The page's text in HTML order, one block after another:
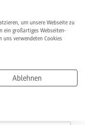
steht Ihnen für alle
– finden Siehier.
um unsere Webseite zu
ein großartiges Webseiten-
verwendeten Cookies
Ablehnen